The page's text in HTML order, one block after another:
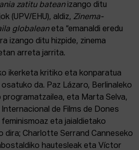
zatitu bateanizango ditu
(UPV/EHU), aldiz, Zinema-
globaleaneta “emanaldi eredu
izango ditu hizpide, zinema
arreta jarrita.
ikerketa kritiko eta konparatua
osatuko da. Paz Lázaro, Berlinaleko
eta Marta Selva,
de Films de Dones
feminismoaz eta jaialdietako
dira; Charlotte Serrand Canneseko
hautesleak eta Víctor